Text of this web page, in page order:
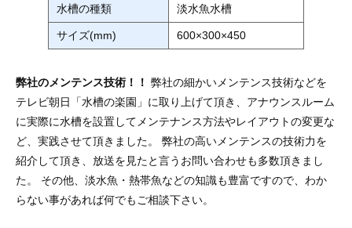
水槽の種類 淡水魚水槽
サイズ(mm) 600×300×450
弊社のメンテンス技術！！ 弊社の細かいメンテンス技術などを
テレビ朝日「水槽の楽園」に取り上げて頂き、アナウンスルーム
に実際に水槽を設置してメンテナンス方法やレイアウトの変更な
ど、実践させて頂きました。 弊社の高いメンテンスの技術力を
紹介して頂き、放送を見たと言うお問い合わせも多数頂きまし
た。 その他、淡水魚・熱帯魚などの知識も豊富ですので、わか
らない事があれば何でもご相談下さい。